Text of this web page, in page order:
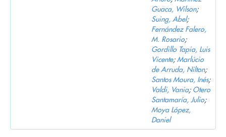
Guaca, Wilson;
Suing, Abel;
Fernández Falero,
M. Rosario;
Gordillo Tapia, Luis
Vicente;Marlúcio
de Arruda, Nilton;
Santos Moura, Inés;
Valdi, Vania; Otero
Santamaría, Julio;
Moya López,
Daniel